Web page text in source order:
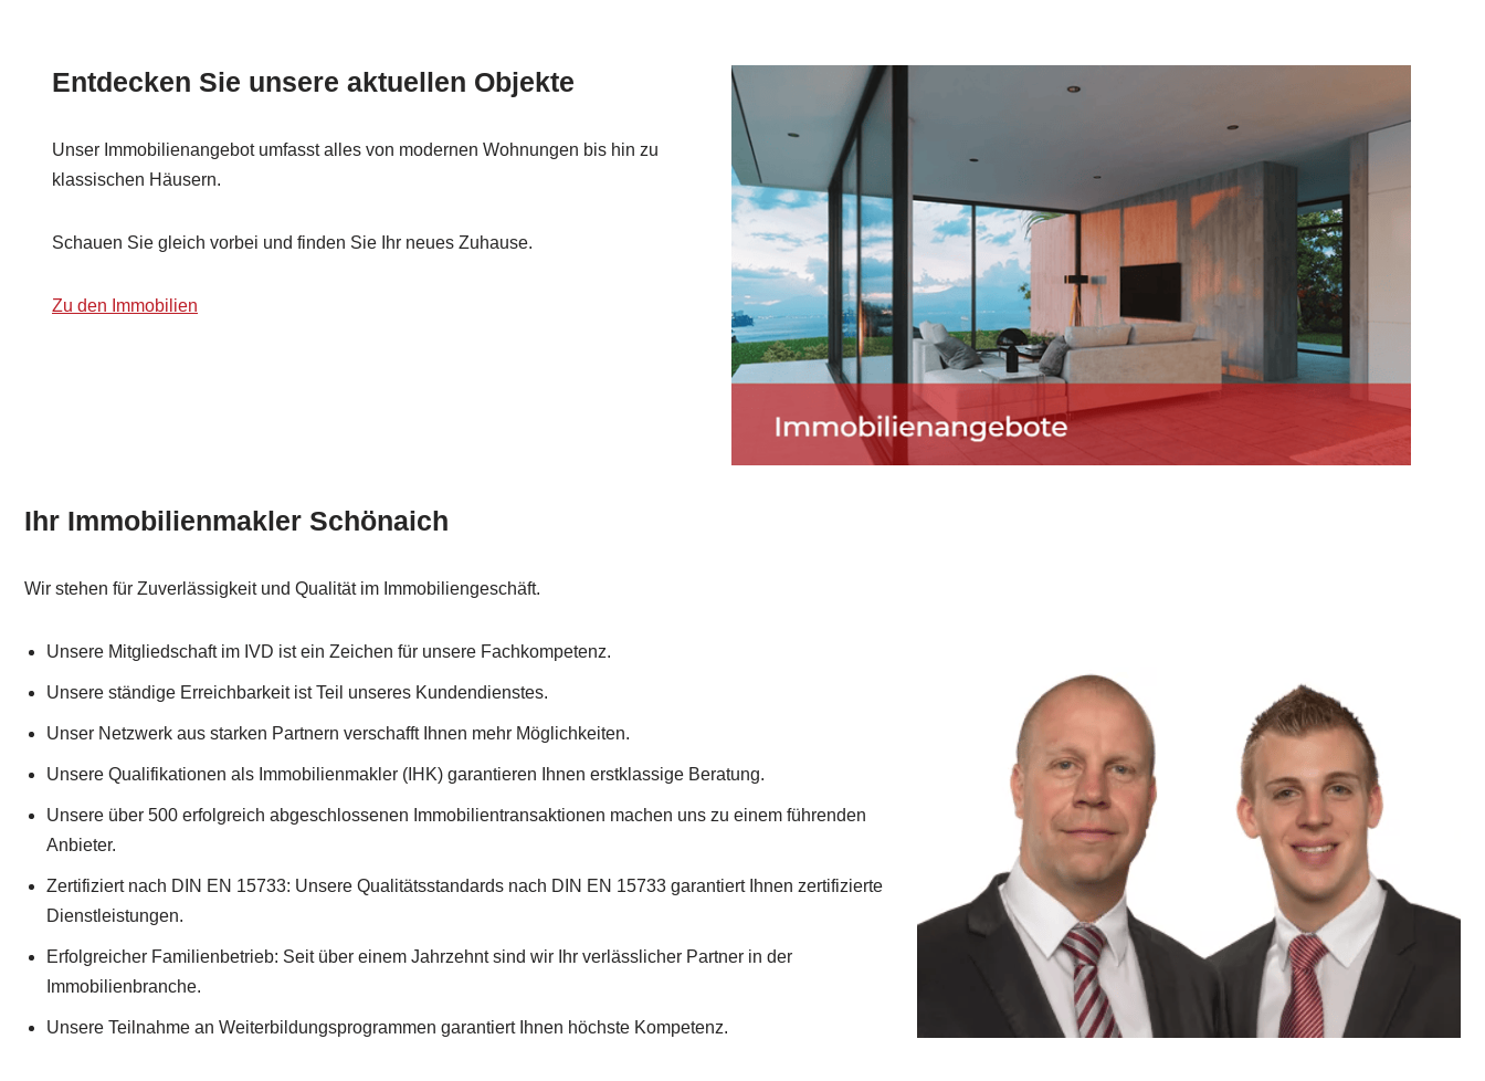
Entdecken Sie unsere aktuellen Objekte
Unser Immobilienangebot umfasst alles von modernen Wohnungen bis hin zu
klassischen Häusern.
Schauen Sie gleich vorbei und finden Sie Ihr neues Zuhause.
Zu den Immobilien
Ihr Immobilienmakler Schönaich
Wir stehen für Zuverlässigkeit und Qualität im Immobiliengeschäft.
Unsere Mitgliedschaft im IVD ist ein Zeichen für unsere Fachkompetenz.
Unsere ständige Erreichbarkeit ist Teil unseres Kundendienstes.
Unser Netzwerk aus starken Partnern verschafft Ihnen mehr Möglichkeiten.
Unsere Qualifikationen als Immobilienmakler (IHK) garantieren Ihnen erstklassige Beratung.
Unsere über 500 erfolgreich abgeschlossenen Immobilientransaktionen machen uns zu einem führenden
Anbieter.
Zertifiziert nach DIN EN 15733: Unsere Qualitätsstandards nach DIN EN 15733 garantiert Ihnen zertifizierte
Dienstleistungen.
Erfolgreicher Familienbetrieb: Seit über einem Jahrzehnt sind wir Ihr verlässlicher Partner in der
Immobilienbranche.
Unsere Teilnahme an Weiterbildungsprogrammen garantiert Ihnen höchste Kompetenz.